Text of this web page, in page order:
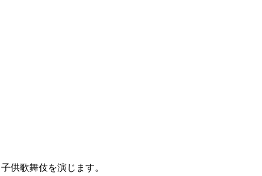
供歌舞伎を演じます。